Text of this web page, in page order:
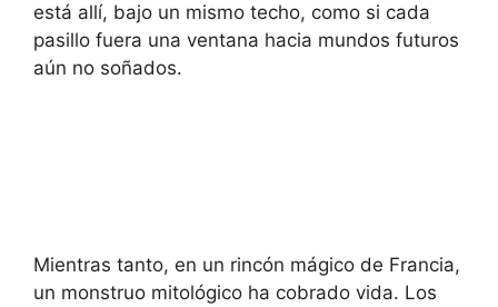
está allí, bajo un mismo techo, como si cada
pasillo fuera una ventana hacia mundos futuros
aún no soñados.
Mientras tanto, en un rincón mágico de Francia,
un monstruo mitológico ha cobrado vida. Los